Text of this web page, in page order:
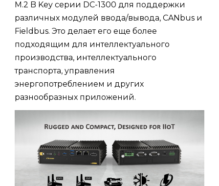
M.2 B Key серии DC-1300 для поддержки
различных модулей ввода/вывода, CANbus и
Fieldbus. Это делает его еще более
подходящим для интеллектуального
производства, интеллектуального
транспорта, управления
энергопотреблением и других
разнообразных приложений.